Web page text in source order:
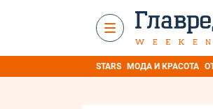
STARS МОДА И КРАСОТА